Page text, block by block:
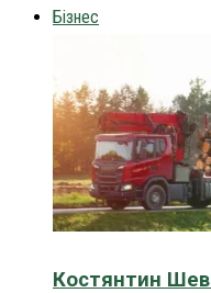
Бізнес
Костянтин